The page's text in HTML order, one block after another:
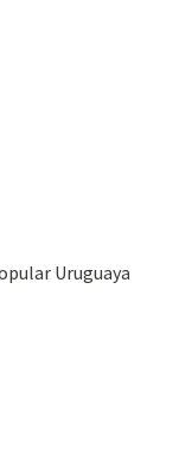
Uruguaya